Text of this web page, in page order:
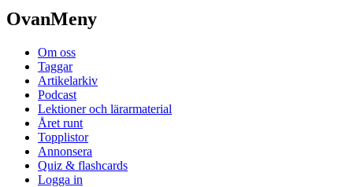
OvanMeny
Om oss
Taggar
Artikelarkiv
Podcast
Lektioner och lärarmaterial
Året runt
Topplistor
Annonsera
Quiz & flashcards
Logga in